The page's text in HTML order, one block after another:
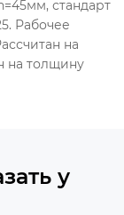
стандарт
Рабочее
на
на толщину
у